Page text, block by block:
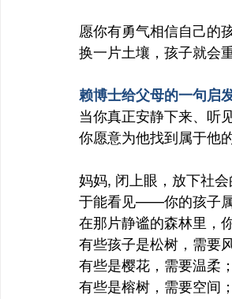
愿你有勇气相信自己的
换一片土壤，孩子就会
赖博士给父母的一句启
当你真正安静下来、
你愿意为他找到属于他
妈妈, 闭上眼，放下社
于能看见——你的孩子属
在那片静谧的森林里，
有些孩子是松树，需要
有些是樱花，需要温柔；
有些是榕树，需要空间；